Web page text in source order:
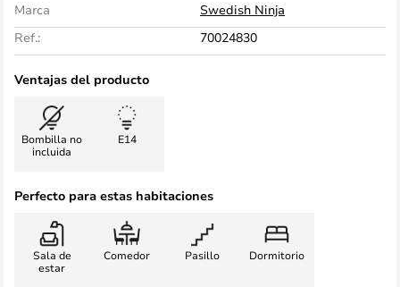
Marca
Swedish Ninja
Ref.:
70024830
Ventajas del producto
Bombilla no
incluida
E14
Perfecto para estas habitaciones
Sala de
estar
Comedor Pasillo Dormitorio